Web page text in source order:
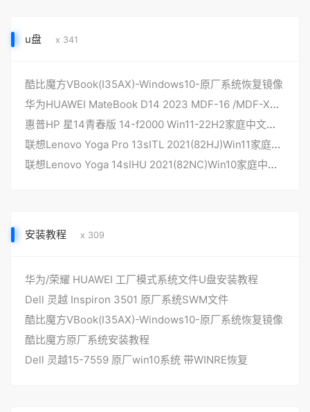
u盘 x 341
酷比魔方VBook(I35AX)-Windows10-原厂系统恢复镜像
华为HUAWEI MateBook D14 2023 MDF-16 /MDF-XX win11原厂工厂系统 安装自带F10智能还原 恢复开箱时状态
惠普HP 星14青春版 14-f2000 Win11-22H2家庭中文版 原厂oem系统
联想Lenovo Yoga Pro 13sITL 2021(82HJ)Win11家庭中文版 原厂oem系统
联想Lenovo Yoga 14sIHU 2021(82NC)Win10家庭中文版 原厂oem系统
安装教程 x 309
华为/荣耀 HUAWEI 工厂模式系统文件U盘安装教程
Dell 灵越 Inspiron 3501 原厂系统SWM文件
酷比魔方VBook(I35AX)-Windows10-原厂系统恢复镜像
酷比魔方原厂系统安装教程
Dell 灵越15-7559 原厂win10系统 带WINRE恢复